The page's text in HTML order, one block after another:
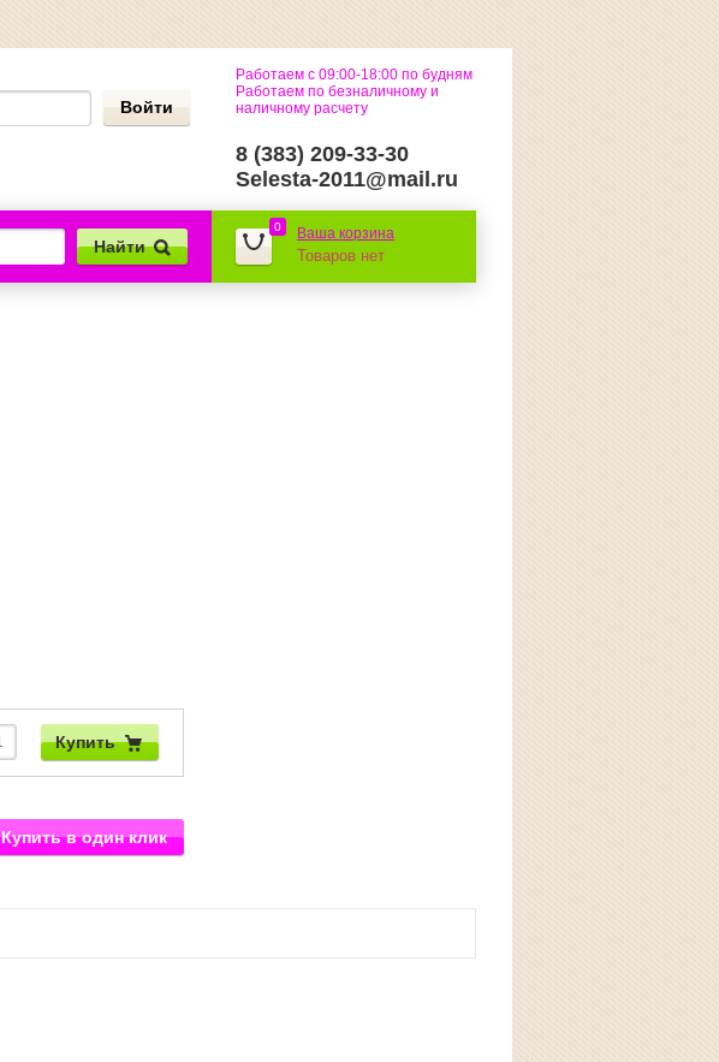
Работаем с 09:00-18:00 по будням
Работаем по безналичному и
наличному расчету
8 (383) 209-33-30
Selesta-2011@mail.ru
Найти
0 Ваша корзина
Товаров нет
Купить
Купить в один клик